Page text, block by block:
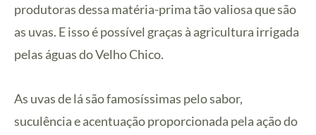
produtoras dessa matéria-prima tão valiosa que são
as uvas. E isso é possível graças à agricultura irrigada
pelas águas do Velho Chico.
As uvas de lá são famosíssimas pelo sabor,
suculência e acentuação proporcionada pela ação do